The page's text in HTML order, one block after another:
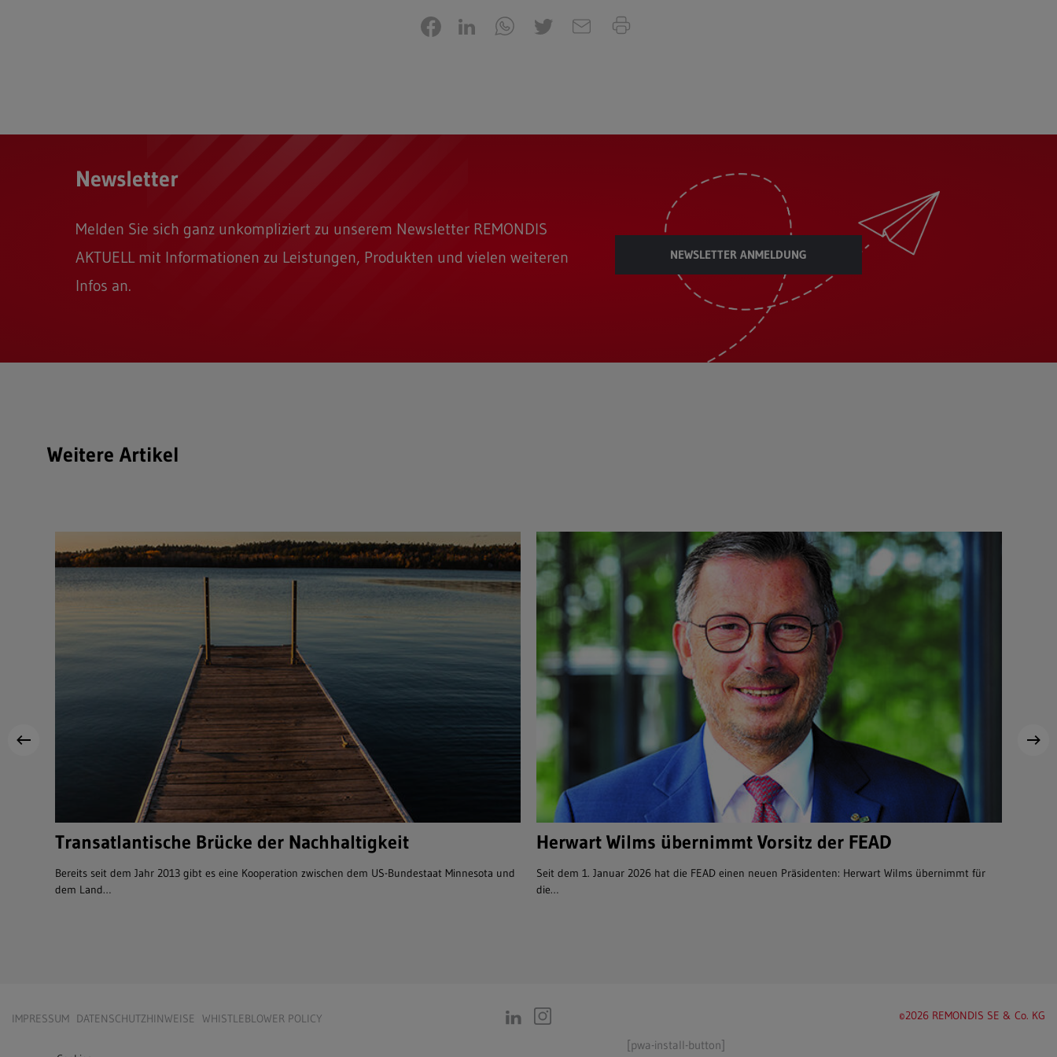
Newsletter
Melden Sie sich ganz unkompliziert zu unserem Newsletter REMONDIS
AKTUELL mit Informationen zu Leistungen, Produkten und vielen weiteren
Infos an.
NEWSLETTER ANMELDUNG
Weitere Artikel
Transatlantische Brücke der Nachhaltigkeit
Bereits seit dem Jahr 2013 gibt es eine Kooperation zwischen dem US-Bundestaat Minnesota und
dem Land…
Herwart Wilms übernimmt Vorsitz der FEAD
Seit dem 1. Januar 2026 hat die FEAD einen neuen Präsidenten: Herwart Wilms übernimmt für
die…
IMPRESSUM DATENSCHUTZHINWEISE WHISTLEBLOWER POLICY ©2026 REMONDIS SE & Co. KG
[pwa-install-button]